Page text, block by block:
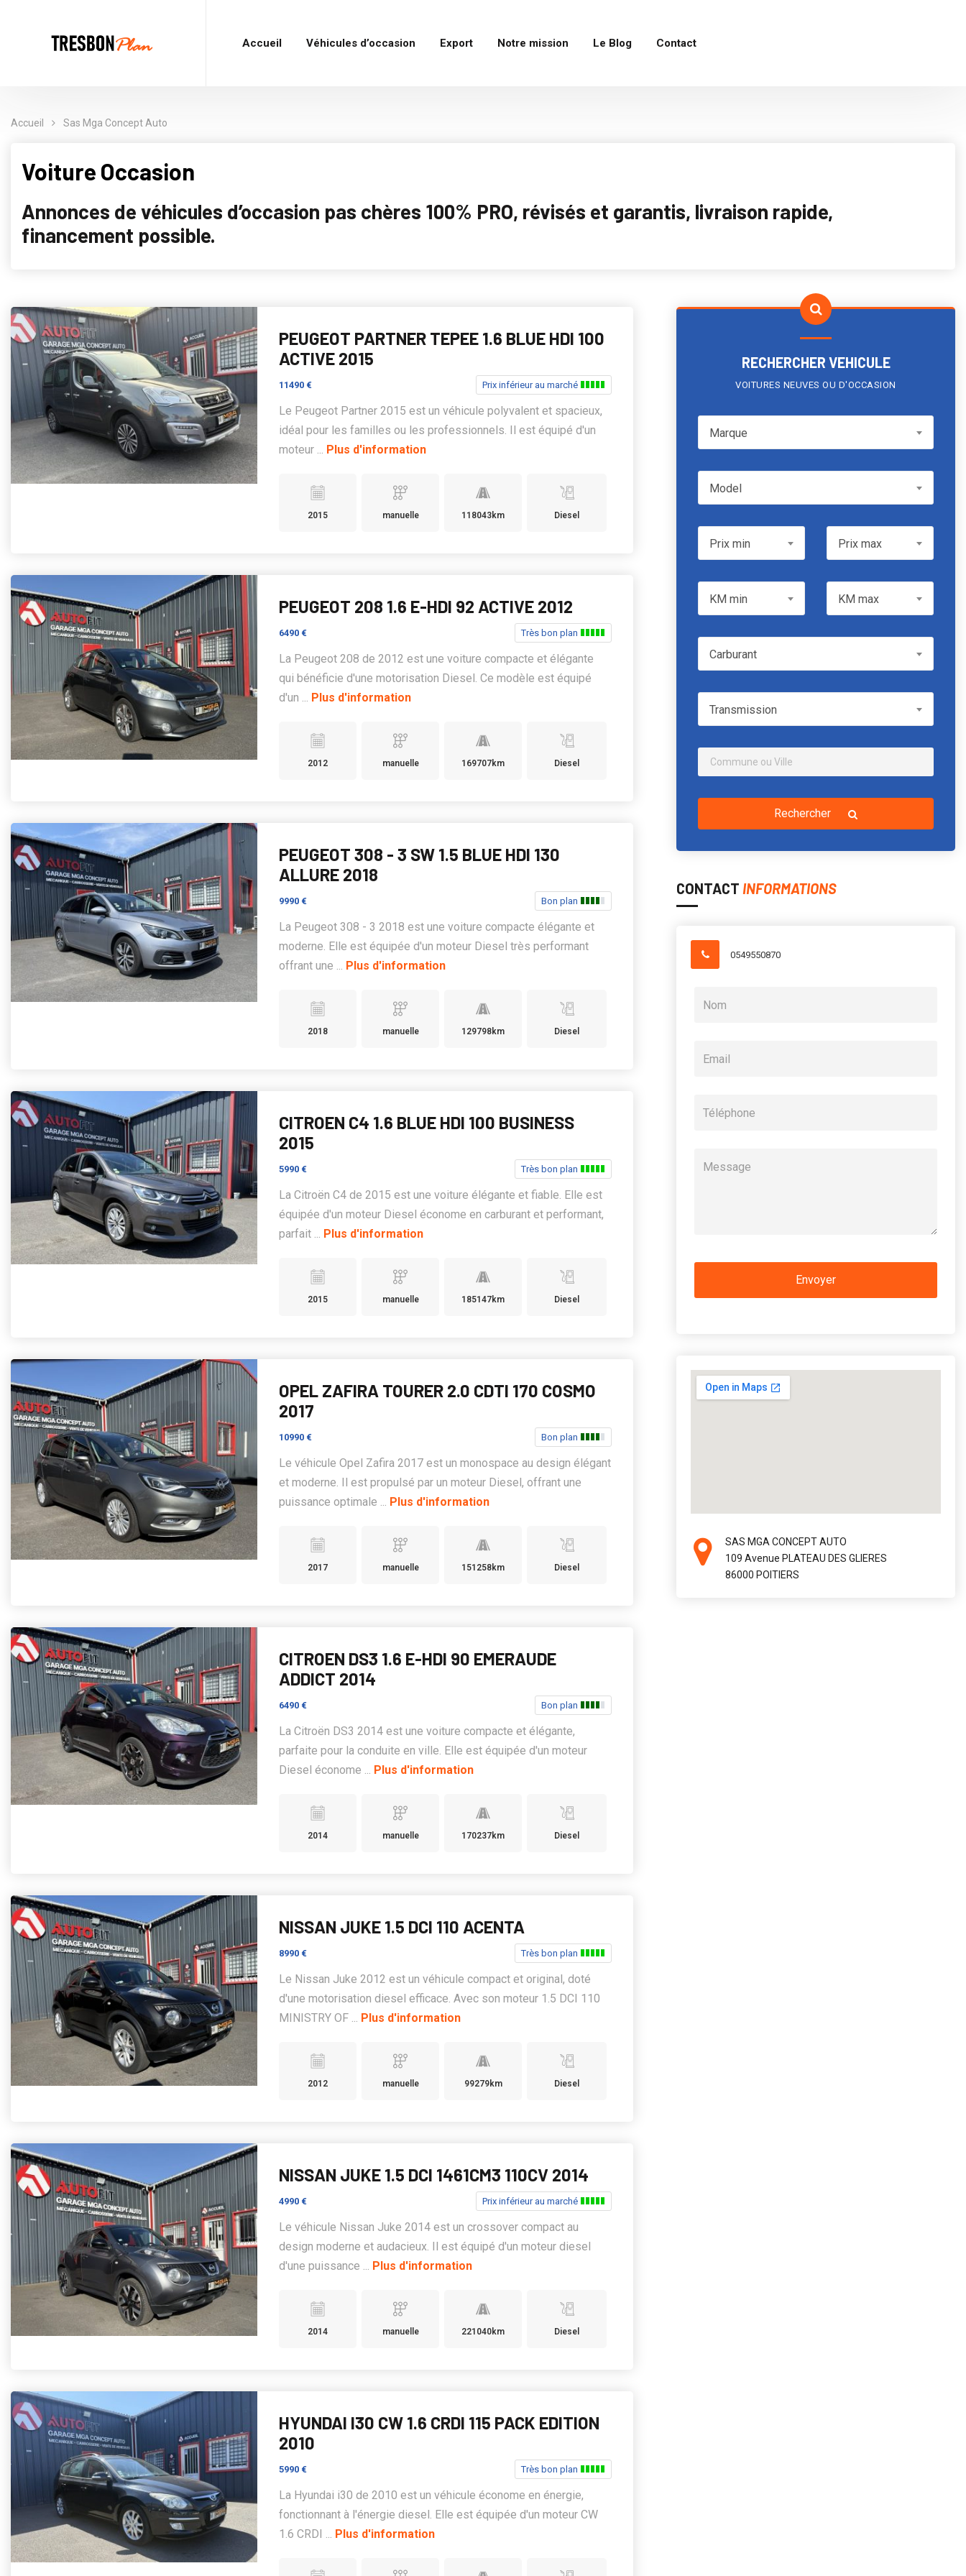
Accueil Véhicules d’occasion Export Notre mission Le Blog Contact
Accueil Sas Mga Concept Auto
Voiture Occasion
Annonces de véhicules d’occasion pas chères 100% PRO, révisés et garantis, livraison rapide,
financement possible.
PEUGEOT PARTNER TEPEE 1.6 BLUE HDI 100
ACTIVE 2015
11490 € Prix inférieur au marché
Le Peugeot Partner 2015 est un véhicule polyvalent et spacieux,
idéal pour les familles ou les professionnels. Il est équipé d'un
moteur ... Plus d'information
2015 manuelle 118043km Diesel
PEUGEOT 208 1.6 E-HDI 92 ACTIVE 2012
6490 € Très bon plan
La Peugeot 208 de 2012 est une voiture compacte et élégante
qui bénéficie d'une motorisation Diesel. Ce modèle est équipé
d'un ... Plus d'information
2012 manuelle 169707km Diesel
PEUGEOT 308 - 3 SW 1.5 BLUE HDI 130
ALLURE 2018
9990 € Bon plan
La Peugeot 308 - 3 2018 est une voiture compacte élégante et
moderne. Elle est équipée d'un moteur Diesel très performant
offrant une ... Plus d'information
2018 manuelle 129798km Diesel
CITROEN C4 1.6 BLUE HDI 100 BUSINESS
2015
5990 € Très bon plan
La Citroën C4 de 2015 est une voiture élégante et fiable. Elle est
équipée d'un moteur Diesel économe en carburant et performant,
parfait ... Plus d'information
2015 manuelle 185147km Diesel
OPEL ZAFIRA TOURER 2.0 CDTI 170 COSMO
2017
10990 € Bon plan
Le véhicule Opel Zafira 2017 est un monospace au design élégant
et moderne. Il est propulsé par un moteur Diesel, offrant une
puissance optimale ... Plus d'information
2017 manuelle 151258km Diesel
CITROEN DS3 1.6 E-HDI 90 EMERAUDE
ADDICT 2014
6490 € Bon plan
La Citroën DS3 2014 est une voiture compacte et élégante,
parfaite pour la conduite en ville. Elle est équipée d'un moteur
Diesel économe ... Plus d'information
2014 manuelle 170237km Diesel
NISSAN JUKE 1.5 DCI 110 ACENTA
8990 € Très bon plan
Le Nissan Juke 2012 est un véhicule compact et original, doté
d'une motorisation diesel efficace. Avec son moteur 1.5 DCI 110
MINISTRY OF ... Plus d'information
2012 manuelle 99279km Diesel
NISSAN JUKE 1.5 DCI 1461CM3 110CV 2014
4990 € Prix inférieur au marché
Le véhicule Nissan Juke 2014 est un crossover compact au
design moderne et audacieux. Il est équipé d'un moteur diesel
d'une puissance ... Plus d'information
2014 manuelle 221040km Diesel
HYUNDAI I30 CW 1.6 CRDI 115 PACK EDITION
2010
5990 € Très bon plan
La Hyundai i30 de 2010 est un véhicule économe en énergie,
fonctionnant à l'énergie diesel. Elle est équipée d'un moteur CW
1.6 CRDI ... Plus d'information
RECHERCHER VEHICULE
VOITURES NEUVES OU D'OCCASION
MarqueMarque
ModelModel
Prix minPrix min Prix maxPrix max
KM min KM max
CarburantCarburant
TransmissionTransmission
Rechercher
CONTACT INFORMATIONS
0549550870
SAS MGA CONCEPT AUTO
109 Avenue PLATEAU DES GLIERES
86000 POITIERS